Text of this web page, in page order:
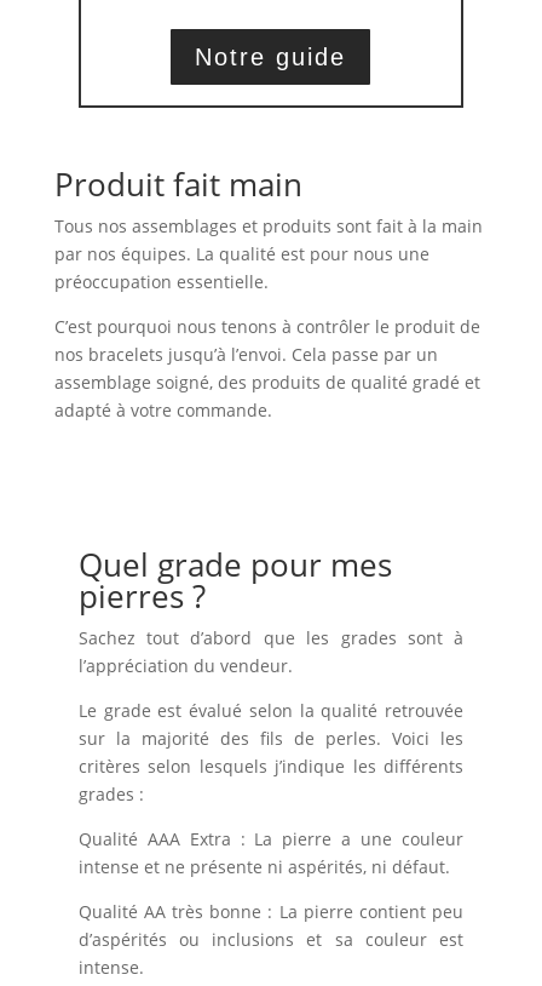
Notre guide
Produit fait main
Tous nos assemblages et produits sont fait à la main
par nos équipes. La qualité est pour nous une
préoccupation essentielle.
C’est pourquoi nous tenons à contrôler le produit de
nos bracelets jusqu’à l’envoi. Cela passe par un
assemblage soigné, des produits de qualité gradé et
adapté à votre commande.
Quel grade pour mes
pierres ?
Sachez tout d’abord que les grades sont à
l’appréciation du vendeur.
Le grade est évalué selon la qualité retrouvée
sur la majorité des fils de perles. Voici les
critères selon lesquels j’indique les différents
grades :
Qualité AAA Extra : La pierre a une couleur
intense et ne présente ni aspérités, ni défaut.
Qualité AA très bonne : La pierre contient peu
d’aspérités ou inclusions et sa couleur est
intense.